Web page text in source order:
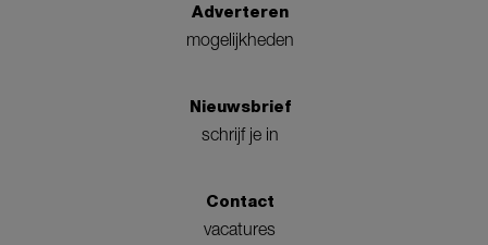
Adverteren
mogelijkheden
Nieuwsbrief
schrijf je in
Contact
vacatures